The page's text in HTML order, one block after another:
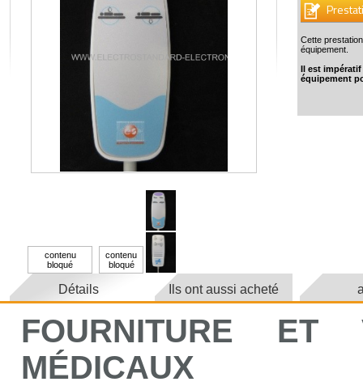
contenu
bloqué
contenu
bloqué
Cette
équipement.
Il est
équipement
Détails Ils ont aussi acheté
FOURNITURE ET
MÉDICAUX